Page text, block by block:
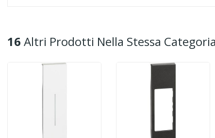
16 Altri Prodotti Nella Stessa